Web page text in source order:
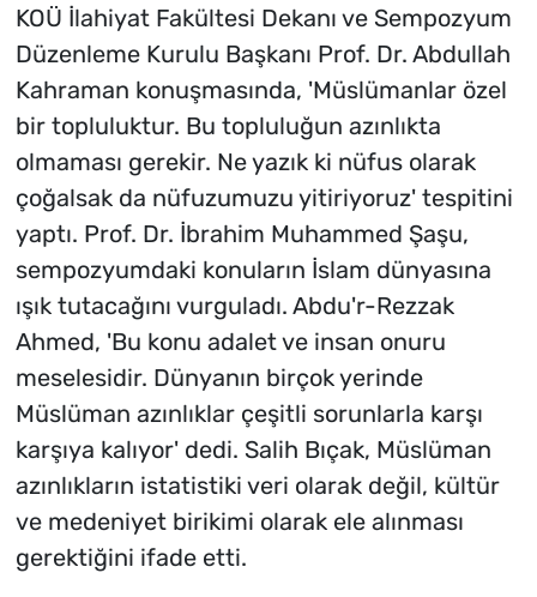
KOÜ İlahiyat Fakültesi Dekanı ve Sempozyum
Düzenleme Kurulu Başkanı Prof. Dr. Abdullah
Kahraman konuşmasında, 'Müslümanlar özel
bir topluluktur. Bu topluluğun azınlıkta
olmaması gerekir. Ne yazık ki nüfus olarak
çoğalsak da nüfuzumuzu yitiriyoruz' tespitini
yaptı. Prof. Dr. İbrahim Muhammed Şaşu,
sempozyumdaki konuların İslam dünyasına
ışık tutacağını vurguladı. Abdu'r-Rezzak
Ahmed, 'Bu konu adalet ve insan onuru
meselesidir. Dünyanın birçok yerinde
Müslüman azınlıklar çeşitli sorunlarla karşı
karşıya kalıyor' dedi. Salih Bıçak, Müslüman
azınlıkların istatistiki veri olarak değil, kültür
ve medeniyet birikimi olarak ele alınması
gerektiğini ifade etti.